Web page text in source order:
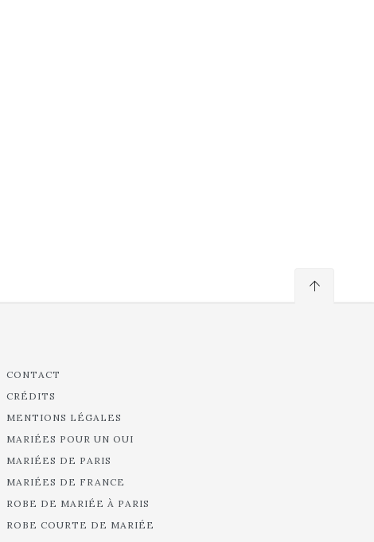
CONTACT
CRÉDITS
MENTIONS LÉGALES
MARIÉES POUR UN OUI
MARIÉES DE PARIS
MARIÉES DE FRANCE
ROBE DE MARIÉE À PARIS
ROBE COURTE DE MARIÉE